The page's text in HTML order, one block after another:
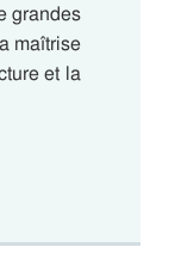
grandes
maîtrise
et la